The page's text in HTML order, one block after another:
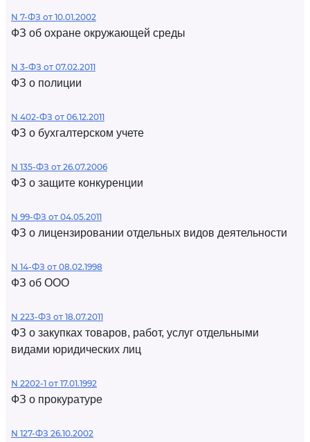
N 7-ФЗ от 10.01.2002
ФЗ об охране окружающей среды
N 3-ФЗ от 07.02.2011
ФЗ о полиции
N 402-ФЗ от 06.12.2011
ФЗ о бухгалтерском учете
N 135-ФЗ от 26.07.2006
ФЗ о защите конкуренции
N 99-ФЗ от 04.05.2011
ФЗ о лицензировании отдельных видов деятельности
N 14-ФЗ от 08.02.1998
ФЗ об ООО
N 223-ФЗ от 18.07.2011
ФЗ о закупках товаров, работ, услуг отдельными
видами юридических лиц
N 2202-1 от 17.01.1992
ФЗ о прокуратуре
N 127-ФЗ 26.10.2002